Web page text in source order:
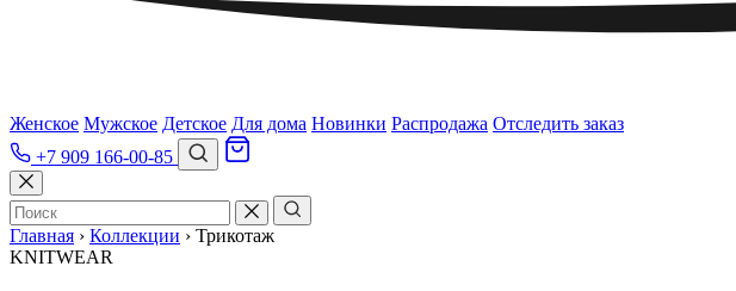
Женское Мужское Детское Для дома Новинки Распродажа Отследить заказ
+7 909 166-00-85
Главная › Коллекции › Трикотаж
KNITWEAR